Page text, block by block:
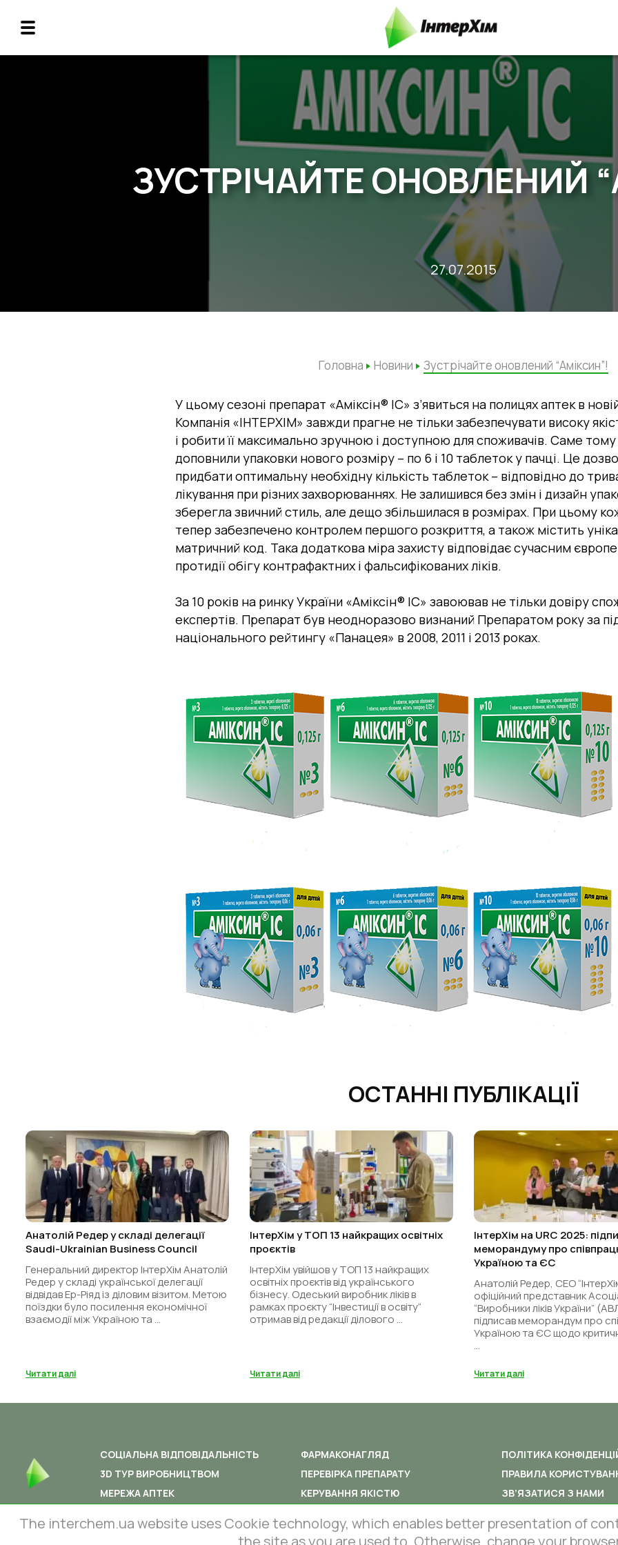
ЗУСТРІЧАЙТЕ ОНОВЛЕНИЙ
27.07.2015
Головна Новини Зустрічайте оновлений “Аміксин”!
У цьому сезоні препарат «Аміксін® ІС» з’явиться на полицях аптек в
Компанія «ІНТЕРХІМ» завжди прагне не тільки забезпечувати високу
і робити її максимально зручною і доступною для споживачів. Саме тому
доповнили упаковки нового розміру – по 6 і 10 таблеток у пачці. Це
придбати оптимальну необхідну кількість таблеток – відповідно до
лікування при різних захворюваннях. Не залишився без змін і дизайн
зберегла звичний стиль, але дещо збільшилася в розмірах. При цьому
тепер забезпечено контролем першого розкриття, а також містить
матричний код. Така додаткова міра захисту відповідає сучасним
протидії обігу контрафактних і фальсифікованих ліків.
За 10 років на ринку України «Аміксін® ІС» завоював не тільки довіру
експертів. Препарат був неодноразово визнаний Препаратом року за
національного рейтингу «Панацея» в 2008, 2011 і 2013 роках.
ОСТАННІ ПУБЛІКАЦІЇ
Анатолій Редер у складі делегації
Saudi-Ukrainian Business Council
Генеральний директор ІнтерХім Анатолій
Редер у складі української делегації
відвідав Ер-Ріяд із діловим візитом. Метою
поїздки було посилення економічної
взаємодії між Україною та ...
Читати далі
ІнтерХім у ТОП 13 найкращих освітніх
проєктів
ІнтерХім увійшов у ТОП 13 найкращих
освітніх проєктів від українського
бізнесу. Одеський виробник ліків в
рамках проєкту “Інвестиції в освіту”
отримав від редакції ділового ...
Читати далі
ІнтерХім на URC 2025:
меморандуму про
Україною та ЄС
Анатолій Редер, СЕО
офіційний представник
“Виробники ліків України”
підписав меморандум про
Україною та ЄС щодо
...
Читати далі
СОЦІАЛЬНА ВІДПОВІДАЛЬНІСТЬ
3D ТУР ВИРОБНИЦТВОМ
МЕРЕЖА АПТЕК
ФАРМАКОНАГЛЯД
ПЕРЕВІРКА ПРЕПАРАТУ
КЕРУВАННЯ ЯКІСТЮ
ПОЛІТИКА
ПРАВИЛА
ЗВ’ЯЗАТИСЯ З НАМИ
The interchem.ua website uses Cookie technology, which enables better presentation of
the site as you are used to. Otherwise, change your